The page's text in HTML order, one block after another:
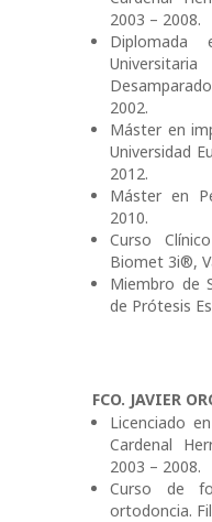
2003 – 2008.
Diplomada
2002.
Máster en
Universidad
2012.
Máster en
2010.
Curso
Biomet 3i®,
Miembro de
de Prótesis
FCO. JAVIER
Licenciado
Cardenal
2003 – 2008.
Curso de
ortodoncia.